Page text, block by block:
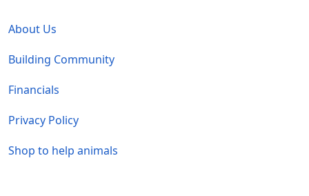
About Us
Building Community
Financials
Privacy Policy
Shop to help animals